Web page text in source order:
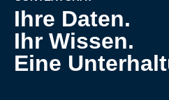
Ihre Daten.
Ihr Wissen.
Eine